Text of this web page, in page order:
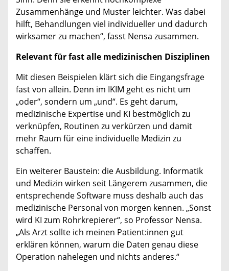
Zusammenhänge und Muster leichter. Was dabei
hilft, Behandlungen viel individueller und dadurch
wirksamer zu machen“, fasst Nensa zusammen.
Relevant für fast alle medizinischen Disziplinen
Mit diesen Beispielen klärt sich die Eingangsfrage
fast von allein. Denn im IKIM geht es nicht um
„oder“, sondern um „und“. Es geht darum,
medizinische Expertise und KI bestmöglich zu
verknüpfen, Routinen zu verkürzen und damit
mehr Raum für eine individuelle Medizin zu
schaffen.
Ein weiterer Baustein: die Ausbildung. Informatik
und Medizin wirken seit Längerem zusammen, die
entsprechende Software muss deshalb auch das
medizinische Personal von morgen kennen. „Sonst
wird KI zum Rohrkrepierer“, so Professor Nensa.
„Als Arzt sollte ich meinen Patient:innen gut
erklären können, warum die Daten genau diese
Operation nahelegen und nichts anderes.“